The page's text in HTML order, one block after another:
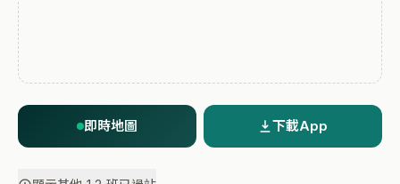
即時地圖 下載App